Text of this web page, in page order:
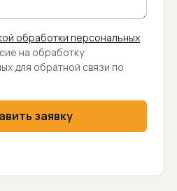
обработки персональных
на обработку
для обратной связи по
заявку